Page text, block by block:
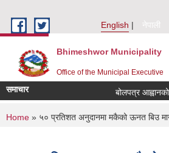
English
नेपाली
Bhimeshwor Municipality
Office of the Municipal Executive
समाचार बोलपत्र
You are here
Home » ५० प्रतिशत अनुदानमा मकैको ऊनत बिउ